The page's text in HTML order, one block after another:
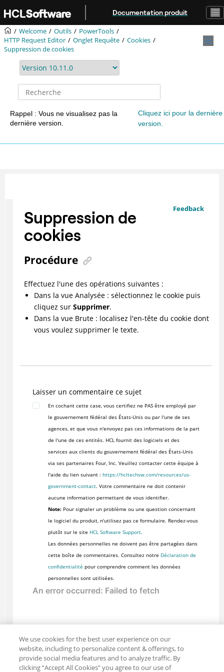
Aller au contenu principal
Documentation produit
Welcome Outils
PowerTools
HTTP Request Editor
Onglet Requête
Cookies
Suppression de cookies
Rappel : Vous ne visualisez pas la
dernière version.
Cliquez ici pour la dernière
version.
Feedback
Suppression de
cookies
Procédure
Effectuez l'une des opérations suivantes :
Dans la vue Analysée : sélectionnez le cookie puis
cliquez sur Supprimer.
Dans la vue Brute : localisez l'en-tête du cookie dont
vous voulez supprimer le texte.
Laisser un commentaire ce sujet
En cochant cette case, vous certifiez ne PAS être employé par
le gouvernement fédéral des États-Unis ou par l'une de ses
agences, et que vous n'envoyez pas ces informations de la part
de l'une de ces entités. HCL fournit des logiciels et des
services aux clients du gouvernement fédéral des États-Unis
via ses partenaires Four, Inc. Veuillez contacter cette équipe à
l'aide du lien suivant : https://hcltechsw.com/resources/us-
government-contact. Votre commentaire ne doit contenir
aucune information permettant de vous identifier.
Note:Pour signaler un problème ou une question concernant
le logiciel du produit, n'utilisez pas ce formulaire. Rendez-vous
plutôt sur le site HCL Software Support.
Les données personnelles ne doivent pas être partagées dans
cette boîte de commentaires. Consultez notre Déclaration de
confidentialité pour comprendre comment les données
personnelles sont utilisées.
We use cookies for the best user experience on our
website, including to personalize content & offerings, to
provide social media features and to analyze traffic. By
clicking “Accept All Cookies” you agree to our use of